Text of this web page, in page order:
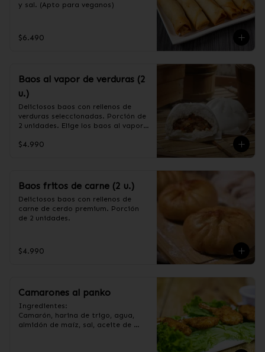
y sal. (Apto para veganos)
$6.490
Baos al vapor de verduras (2
u.)
Deliciosos baos con rellenos de
verduras seleccionadas. Porción de
2 unidades. Elige los baos al vapor
$4.990
Baos fritos de carne (2 u.)
Deliciosos baos con rellenos de
carne de cerdo premium. Porción
de 2 unidades.
$4.990
Camarones al panko
Ingredientes:
Camarón, harina de trigo, agua,
almidón de maíz, sal, aceite de